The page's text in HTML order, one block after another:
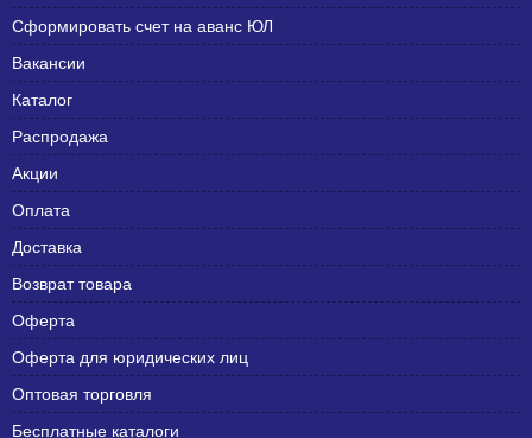
Сформировать счет на аванс ЮЛ
Вакансии
Каталог
Распродажа
Акции
Оплата
Доставка
Возврат товара
Оферта
Оферта для юридических лиц
Оптовая торговля
Бесплатные каталоги